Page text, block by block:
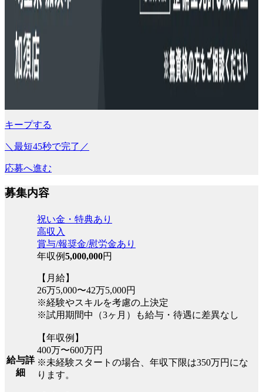
キープする
＼最短45秒で完了／
応募へ進む
募集内容
給与詳
細
祝い金・特典あり
高収入
賞与/報奨金/慰労金あり
年収例5,000,000円
【月給】
26万5,000〜42万5,000円
※経験やスキルを考慮の上決定
※試用期間中（3ヶ月）も給与・待遇に差異なし
【年収例】
400万〜600万円
※未経験スタートの場合、年収下限は350万円にな
ります。